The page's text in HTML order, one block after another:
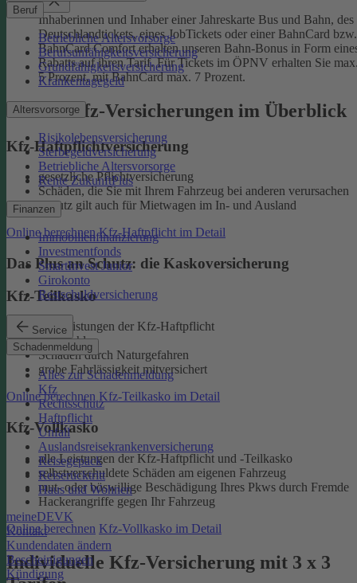
Beruf
Betriebliche Altersvorsorge
Berufsunfähigkeitsversicherung
Grundfähigkeitsversicherung
Krankentagegeld
Altersvorsorge
Risikolebensversicherung
Sterbegeldversicherung
Betriebliche Altersvorsorge
Rente ZukunftPlus
Finanzen
Immobilienfinanzierung
Investmentfonds
SmartInvest Junior
Girokonto
Restschuldversicherung
Service
Schadenmeldung
Alles zur Schadenmeldung
Kfz
Rechtsschutz
Haftpflicht
Unfall
Auslandsreisekrankenversicherung
Reisegepäck
Reiserücktritt
Haus und Wohnen
meineDEVK
Kontakt
Kundendaten ändern
Bescheinigungen
Kündigung
Inhaberinnen und Inhaber einer Jahreskarte Bus und Bahn, des
Deutschlandtickets, eines JobTickets oder einer BahnCard bzw.
BahnCard Comfort erhalten unseren Bahn-Bonus in Form
Rabatts auf ihren Tarif. Für Tickets im ÖPNV erhalten Sie
5 Prozent, mit BahnCard max. 7 Prozent.
Unsere Kfz-Versicherungen im Überblick
Kfz-Haftpflicht­versicherung
gesetzliche Pflichtversicherung
Schäden, die Sie mit Ihrem Fahrzeug bei anderen verursachen
Schutz gilt auch für Mietwagen im In- und Ausland
Online berechnen Kfz-Haftpflicht im Detail
Das Plus an Schutz: die Kaskoversicherung
Kfz-Teilkasko
alle Leistungen der Kfz-Haftpflicht
Diebstahl
Schäden durch Naturgefahren
grobe Fahrlässigkeit mitversichert
Online berechnen Kfz-Teilkasko im Detail
Kfz-Vollkasko
alle Leistungen der Kfz-Haftpflicht und -Teilkasko
selbstverschuldete Schäden am eigenen Fahrzeug
mut- oder böswillige Beschädigung Ihres Pkws durch Fremde
Hackerangriffe gegen Ihr Fahrzeug
Online berechnen Kfz-Vollkasko im Detail
Individuelle Kfz-Versicherung mit 3 x 3